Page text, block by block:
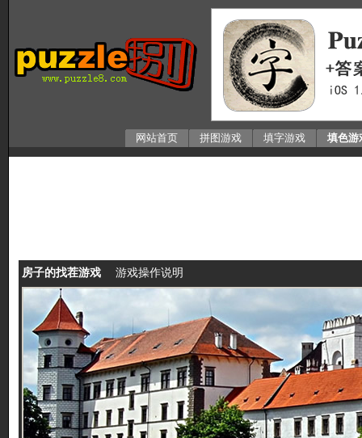
网站首页 拼图游戏 填字游戏 填色游
房子的找茬游戏 游戏操作说明